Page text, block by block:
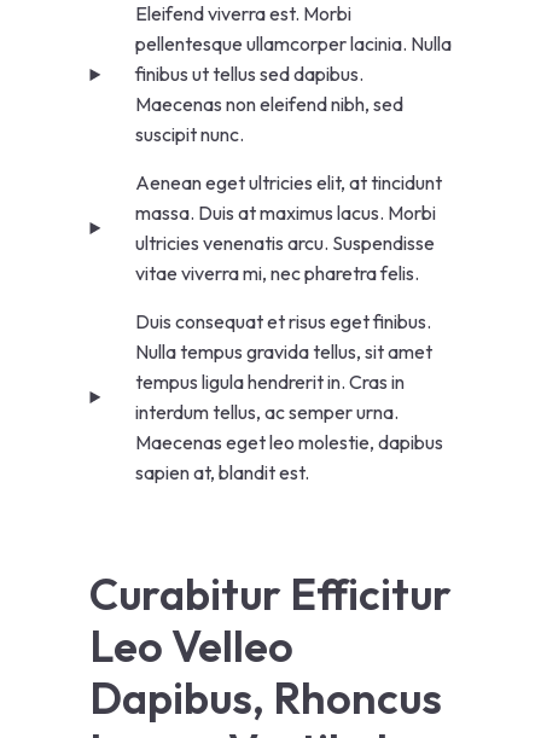
Eleifend viverra est. Morbi
pellentesque ullamcorper lacinia. Nulla
finibus ut tellus sed dapibus.
Maecenas non eleifend nibh, sed
suscipit nunc.
Aenean eget ultricies elit, at tincidunt
massa. Duis at maximus lacus. Morbi
ultricies venenatis arcu. Suspendisse
vitae viverra mi, nec pharetra felis.
Duis consequat et risus eget finibus.
Nulla tempus gravida tellus, sit amet
tempus ligula hendrerit in. Cras in
interdum tellus, ac semper urna.
Maecenas eget leo molestie, dapibus
sapien at, blandit est.
Curabitur Efficitur
Leo Velleo
Dapibus, Rhoncus